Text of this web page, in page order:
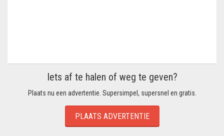
Iets af te halen of weg te geven?
Plaats nu een advertentie. Supersimpel, supersnel en gratis.
PLAATS ADVERTENTIE